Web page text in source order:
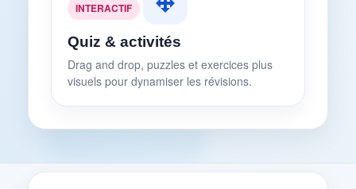
INTERACTIF
Quiz & activités
Drag and drop, puzzles et exercices plus
visuels pour dynamiser les révisions.